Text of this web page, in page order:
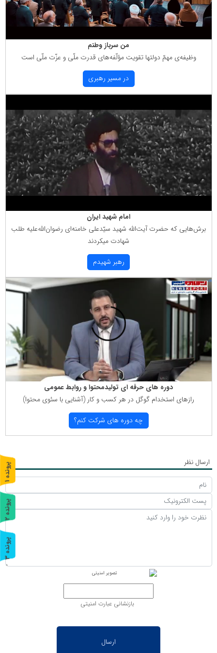
من سرباز وطنم
وظیفه‌ی مهمّ دولتها تقویت مؤلّفه‌های قدرت ملّی و عزّت ملّی است
در مسیر رهبری
امام شهید ایران
برش‌هایی كه حضرت آیت‌الله شهید سیّدعلی خامنه‌ای رضوان‌الله‌علیه طلب
شهادت میكردند
رهبر شهیدم
دوره های حرفه ای تولیدمحتوا و روابط عمومی
رازهای استخدام گوگل در هر كسب و كار (آشنایی با سئوی محتوا)
چه دوره های شركت كنم؟
ارسال نظر
بازنشانی عبارت امنیتی
پ
ر
و
ن
د
ه
1
پ
ر
و
ن
د
ه
2
پ
ر
و
ن
د
ه
3